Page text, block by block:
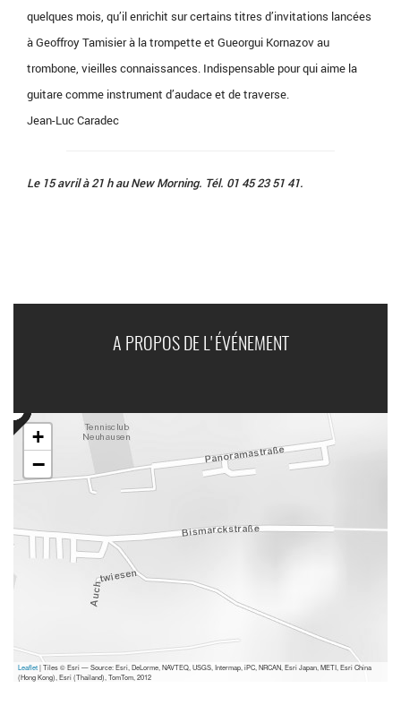
quelques mois, qu’il enrichit sur certains titres d’invitations lancées
à Geoffroy Tamisier à la trompette et Gueorgui Kornazov au
trombone, vieilles connaissances. Indispensable pour qui aime la
guitare comme instrument d’audace et de traverse.
Jean-Luc Caradec
Le 15 avril à 21 h au New Morning. Tél. 01 45 23 51 41.
A PROPOS DE L'ÉVÉNEMENT
+
−
Leaflet| Tiles © Esri — Source: Esri, DeLorme, NAVTEQ, USGS, Intermap, iPC, NRCAN, Esri Japan, METI, Esri China
(Hong Kong), Esri (Thailand), TomTom, 2012